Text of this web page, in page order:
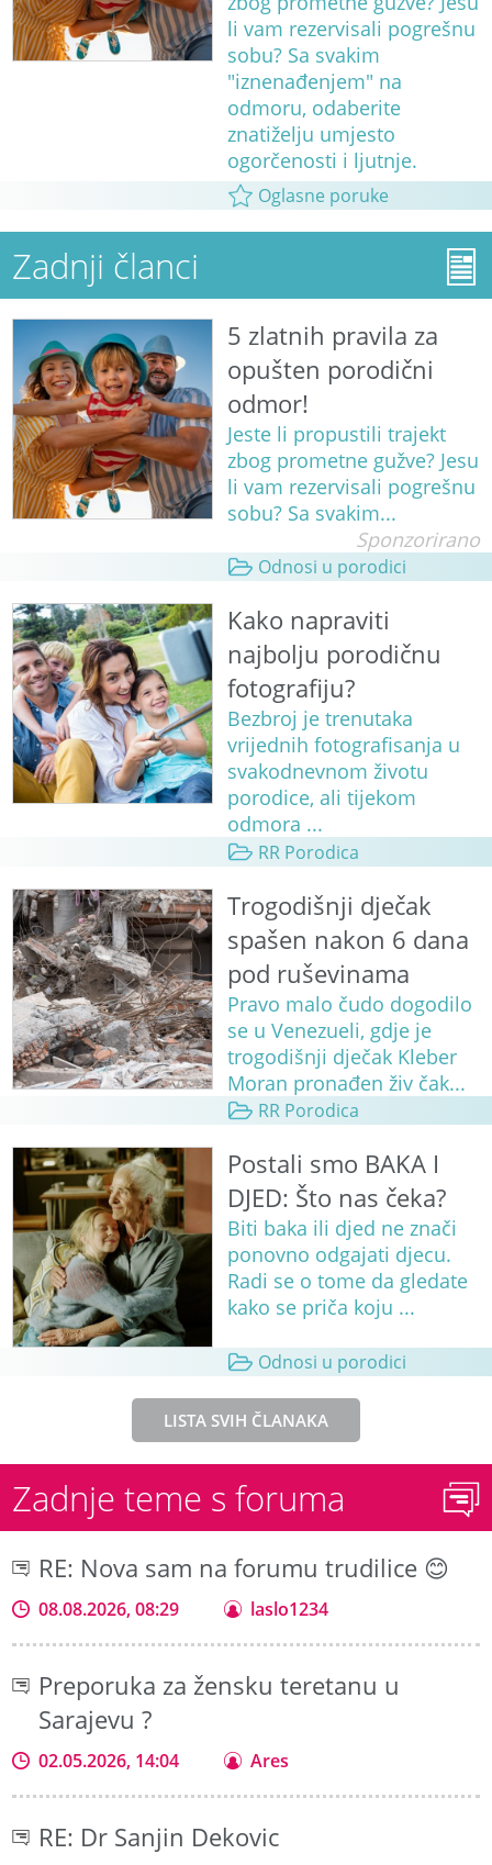
li vam rezervisali pogrešnu
sobu? Sa svakim
"iznenađenjem" na
odmoru, odaberite
znatiželju umjesto
ogorčenosti i ljutnje.
Oglasne poruke
Zadnji članci
5 zlatnih pravila za
opušten porodični
odmor!
Jeste li propustili trajekt
zbog prometne gužve? Jesu
li vam rezervisali pogrešnu
sobu? Sa svakim...
Sponzorirano
Odnosi u porodici
Kako napraviti
najbolju porodičnu
fotografiju?
Bezbroj je trenutaka
vrijednih fotografisanja u
svakodnevnom životu
porodice, ali tijekom
odmora ...
RR Porodica
Trogodišnji dječak
spašen nakon 6 dana
pod ruševinama
Pravo malo čudo dogodilo
se u Venezueli, gdje je
trogodišnji dječak Kleber
Moran pronađen živ čak...
RR Porodica
Postali smo BAKA I
DJED: Što nas čeka?
Biti baka ili djed ne znači
ponovno odgajati djecu.
Radi se o tome da gledate
kako se priča koju ...
Odnosi u porodici
LISTA SVIH ČLANAKA
Zadnje teme s foruma
RE: Nova sam na forumu trudilice 😊
08.08.2026, 08:29 laslo1234
Preporuka za žensku teretanu u
Sarajevu ?
02.05.2026, 14:04 Ares
RE: Dr Sanjin Dekovic